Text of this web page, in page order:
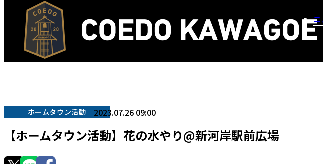
ニ
ホームタウン活動 2023.07.26 09:00
【ホームタウン活動】花の水やり@新河岸駅前広場